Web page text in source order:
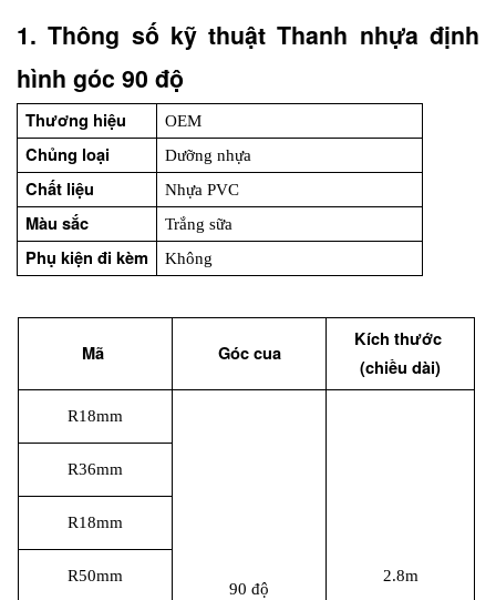
1. Thông số kỹ thuật Thanh nhựa định
hình góc 90 độ
Thương hiệu OEM
Chủng loại Dưỡng nhựa
Chất liệu Nhựa PVC
Màu sắc Trắng sữa
Phụ kiện đi kèm Không
Mã Góc cua
Kích thước
(chiều dài)
R18mm
90 độ
2.8m
R36mm
R18mm
R50mm